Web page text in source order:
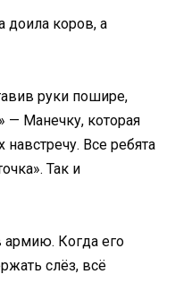
доила коров, а
руки пошире,
— Манечку, которая
Все ребята
Так и
армию. Когда его
слёз, всё